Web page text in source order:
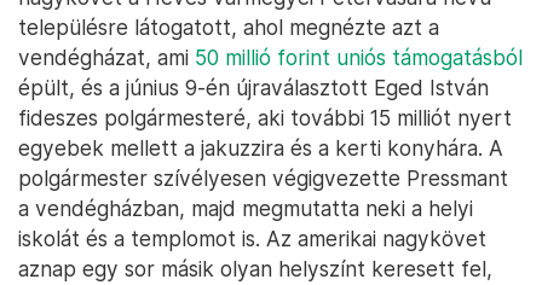
településre látogatott, ahol megnézte azt a
vendégházat, ami 50 millió forint uniós támogatásból
épült, és a június 9-én újraválasztott Eged István
fideszes polgármesteré, aki további 15 milliót nyert
egyebek mellett a jakuzzira és a kerti konyhára. A
polgármester szívélyesen végigvezette Pressmant
a vendégházban, majd megmutatta neki a helyi
iskolát és a templomot is. Az amerikai nagykövet
aznap egy sor másik olyan helyszínt keresett fel,